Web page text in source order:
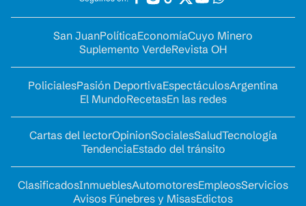
San JuanPolíticaEconomíaCuyo Minero
Suplemento VerdeRevista OH
PolicialesPasión DeportivaEspectáculosArgentina
El MundoRecetasEn las redes
Cartas del lectorOpinionSocialesSaludTecnología
TendenciaEstado del tránsito
ClasificadosInmueblesAutomotoresEmpleosServicios
Avisos Fúnebres y MisasEdictos